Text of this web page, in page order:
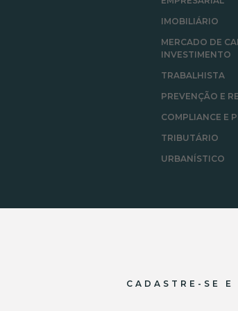
IMOBILIÁRIO
MERCADO DE
INVESTIMENTO
TRABALHISTA
PREVENÇÃO E
COMPLIANCE E
TRIBUTÁRIO
URBANÍSTICO
CADASTRE-SE